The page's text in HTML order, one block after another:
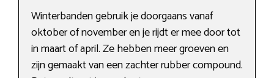
Winterbanden gebruik je doorgaans vanaf
oktober of november en je rijdt er mee door tot
in maart of april. Ze hebben meer groeven en
zijn gemaakt van een zachter rubber compound.